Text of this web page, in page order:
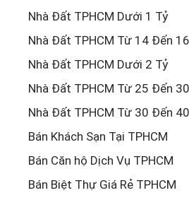
Nhà Đất TPHCM Dưới 1 Tỷ
Nhà Đất TPHCM Từ 14 Đến
Nhà Đất TPHCM Dưới 2 Tỷ
Nhà Đất TPHCM Từ 25 Đến
Nhà Đất TPHCM Từ 30 Đến
Bán Khách Sạn Tại TPHCM
Bán Căn hộ Dịch Vụ TPHCM
Bán Biệt Thự Giá Rẻ TPHCM